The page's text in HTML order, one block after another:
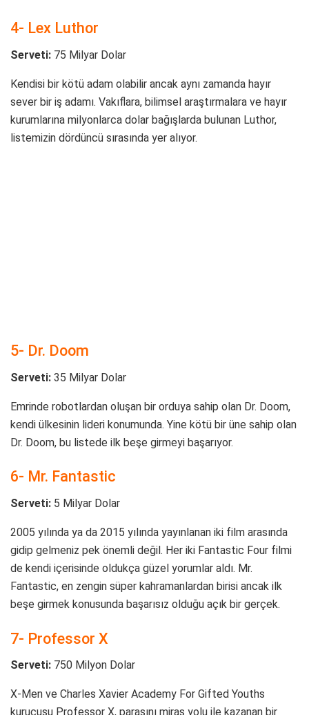
4- Lex Luthor
Serveti: 75 Milyar Dolar
Kendisi bir kötü adam olabilir ancak aynı zamanda hayır
sever bir iş adamı. Vakıflara, bilimsel araştırmalara ve hayır
kurumlarına milyonlarca dolar bağışlarda bulunan Luthor,
listemizin dördüncü sırasında yer alıyor.
5- Dr. Doom
Serveti: 35 Milyar Dolar
Emrinde robotlardan oluşan bir orduya sahip olan Dr. Doom,
kendi ülkesinin lideri konumunda. Yine kötü bir üne sahip olan
Dr. Doom, bu listede ilk beşe girmeyi başarıyor.
6- Mr. Fantastic
Serveti: 5 Milyar Dolar
2005 yılında ya da 2015 yılında yayınlanan iki film arasında
gidip gelmeniz pek önemli değil. Her iki Fantastic Four filmi
de kendi içerisinde oldukça güzel yorumlar aldı. Mr.
Fantastic, en zengin süper kahramanlardan birisi ancak ilk
beşe girmek konusunda başarısız olduğu açık bir gerçek.
7- Professor X
Serveti: 750 Milyon Dolar
X-Men ve Charles Xavier Academy For Gifted Youths
kurucusu Professor X, parasını miras yolu ile kazanan bir